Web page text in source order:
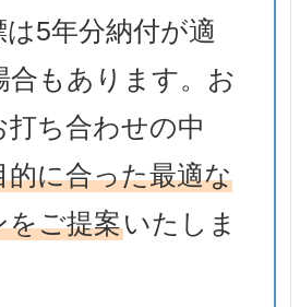
は5年分納付が適
合もあります。お
打ち合わせの中
的に合った最適な
をご提案いたしま